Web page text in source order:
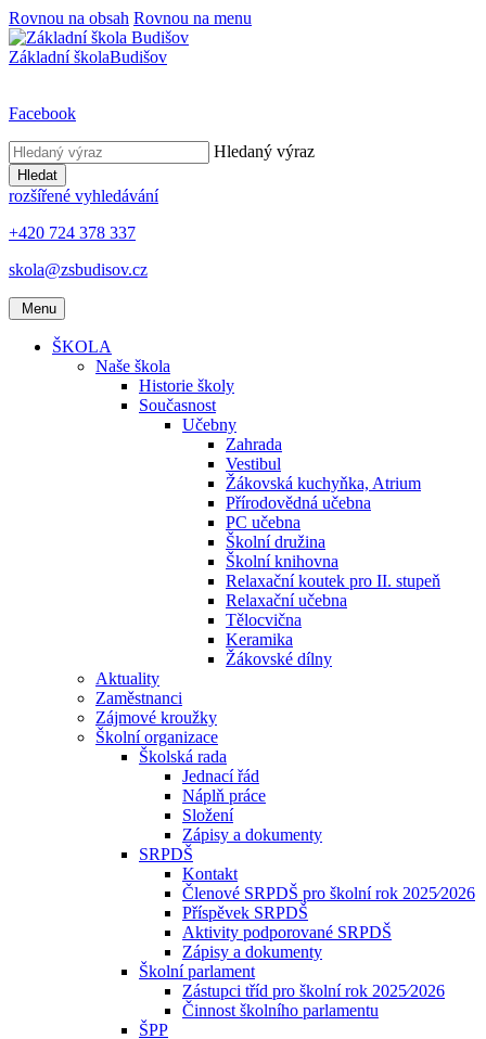
Rovnou na obsah Rovnou na menu
Základní školaBudišov
Facebook
Hledaný výraz
Hledat
rozšířené vyhledávání
+420 724 378 337
skola@zsbudisov.cz
Menu
ŠKOLA
Naše škola
Historie školy
Současnost
Učebny
Zahrada
Vestibul
Žákovská kuchyňka, Atrium
Přírodovědná učebna
PC učebna
Školní družina
Školní knihovna
Relaxační koutek pro II. stupeň
Relaxační učebna
Tělocvična
Keramika
Žákovské dílny
Aktuality
Zaměstnanci
Zájmové kroužky
Školní organizace
Školská rada
Jednací řád
Náplň práce
Složení
Zápisy a dokumenty
SRPDŠ
Kontakt
Členové SRPDŠ pro školní rok 2025⁄2026
Příspěvek SRPDŠ
Aktivity podporované SRPDŠ
Zápisy a dokumenty
Školní parlament
Zástupci tříd pro školní rok 2025⁄2026
Činnost školního parlamentu
ŠPP